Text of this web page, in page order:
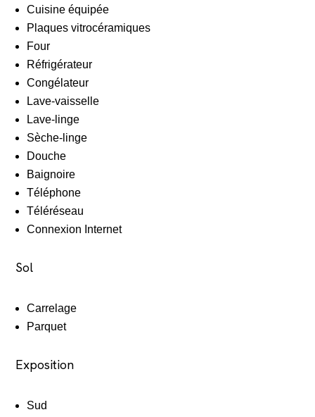
Cuisine équipée
Plaques vitrocéramiques
Four
Réfrigérateur
Congélateur
Lave-vaisselle
Lave-linge
Sèche-linge
Douche
Baignoire
Téléphone
Téléréseau
Connexion Internet
Sol
Carrelage
Parquet
Exposition
Sud